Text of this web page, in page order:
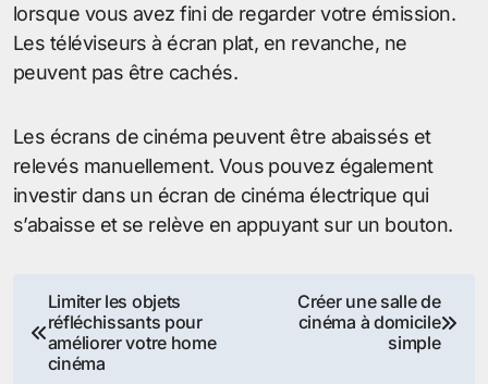
lorsque vous avez fini de regarder votre émission.
Les téléviseurs à écran plat, en revanche, ne
peuvent pas être cachés.
Les écrans de cinéma peuvent être abaissés et
relevés manuellement. Vous pouvez également
investir dans un écran de cinéma électrique qui
s’abaisse et se relève en appuyant sur un bouton.
Navigation
de
Limiter les objets
réfléchissants pour
améliorer votre home
cinéma
Créer une salle de
cinéma à domicile
simple